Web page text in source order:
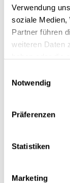
Verwendung
soziale Medien,
Partner führen
weiteren Daten
Notwendig
Präferenzen
Statistiken
Marketing
Motivation der
Spirit zu
gehen gerne
Gefühl
philosophisch
liebsten
walk-on/